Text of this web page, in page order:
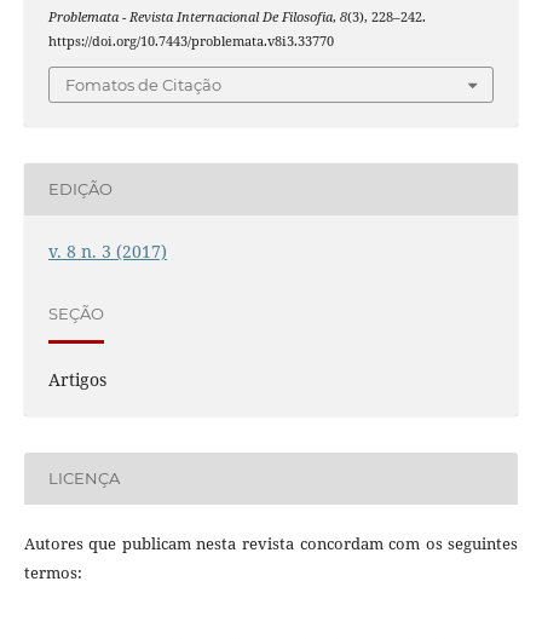
Problemata - Revista Internacional De Filosofia, 8(3), 228–242.
https://doi.org/10.7443/problemata.v8i3.33770
Fomatos de Citação
EDIÇÃO
v. 8 n. 3 (2017)
SEÇÃO
Artigos
LICENÇA
Autores que publicam nesta revista concordam com os seguintes
termos: